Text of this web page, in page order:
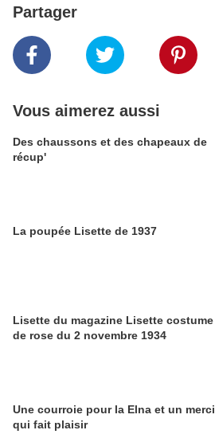
Partager
Vous aimerez aussi
Des chaussons et des chapeaux de
récup'
La poupée Lisette de 1937
Lisette du magazine Lisette costume
de rose du 2 novembre 1934
Une courroie pour la Elna et un merci
qui fait plaisir